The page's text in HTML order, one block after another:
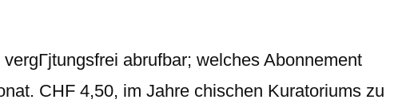
abrufbar; welches Abonnement
CHF 4,50, im Jahre chischen Kuratoriums zu